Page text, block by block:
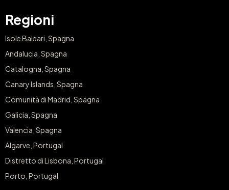
Regioni
Isole Baleari, Spagna
Andalucia, Spagna
Catalogna, Spagna
Canary Islands, Spagna
Comunità di Madrid, Spagna
Galicia, Spagna
Valencia, Spagna
Algarve, Portugal
Distretto di Lisbona, Portugal
Porto, Portugal